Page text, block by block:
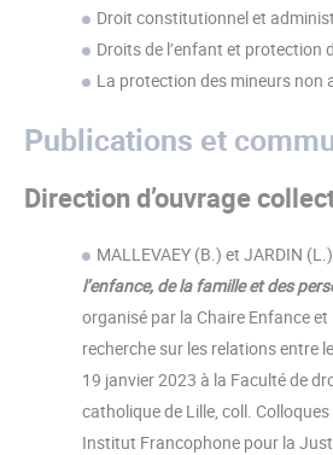
Droit constitutionnel et
Droits de l’enfant et protection
La protection des mineurs non
Publications et
Direction d’ouvrage
MALLEVAEY (B.) et JARDIN
l’enfance, de la famille et des
organisé par la Chaire Enfance
recherche sur les relations entre
19 janvier 2023 à la Faculté de
catholique de Lille, coll.
Institut Francophone pour la